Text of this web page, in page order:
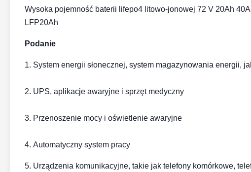
Wysoka pojemność baterii lifepo4 litowo-jonowej 72 V 20Ah
LFP20Ah
Podanie
1. System energii słonecznej, system magazynowania energii,
2. UPS, aplikacje awaryjne i sprzęt medyczny
3. Przenoszenie mocy i oświetlenie awaryjne
4. Automatyczny system pracy
5. Urządzenia komunikacyjne, takie jak telefony komórkowe,